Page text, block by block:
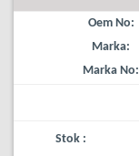
Oem No:
Marka:
Marka No:
Stok :